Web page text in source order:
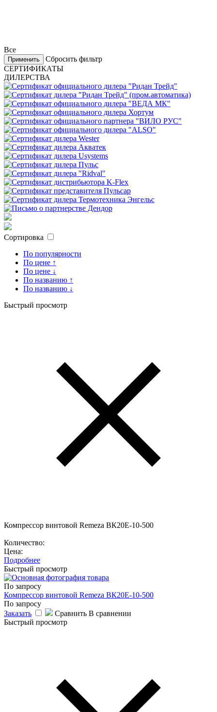
Все
Применить
Сбросить фильтр
СЕРТИФИКАТЫ
ДИЛЕРСТВА
Сортировка
По популярности
По цене ↑
По цене ↓
По названию ↑
По названию ↓
Быстрый просмотр
Компрессор винтовой Remeza ВК20E-10-500
Количество:
Цена:
Подробнее
Быстрый просмотр
По запросу
Компрессор винтовой Remeza ВК20E-10-500
По запросу
Заказать
Сравнить В сравнении
Быстрый просмотр